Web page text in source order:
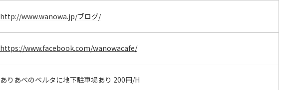
http://www.wanowa.jp/ブログ/
https://www.facebook.com/wanowacafe/
ありあべのベルタに地下駐車場あり 200円/H